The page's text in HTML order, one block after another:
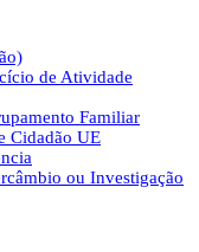
de Atividade
Familiar
Cidadão UE
ou Investigação